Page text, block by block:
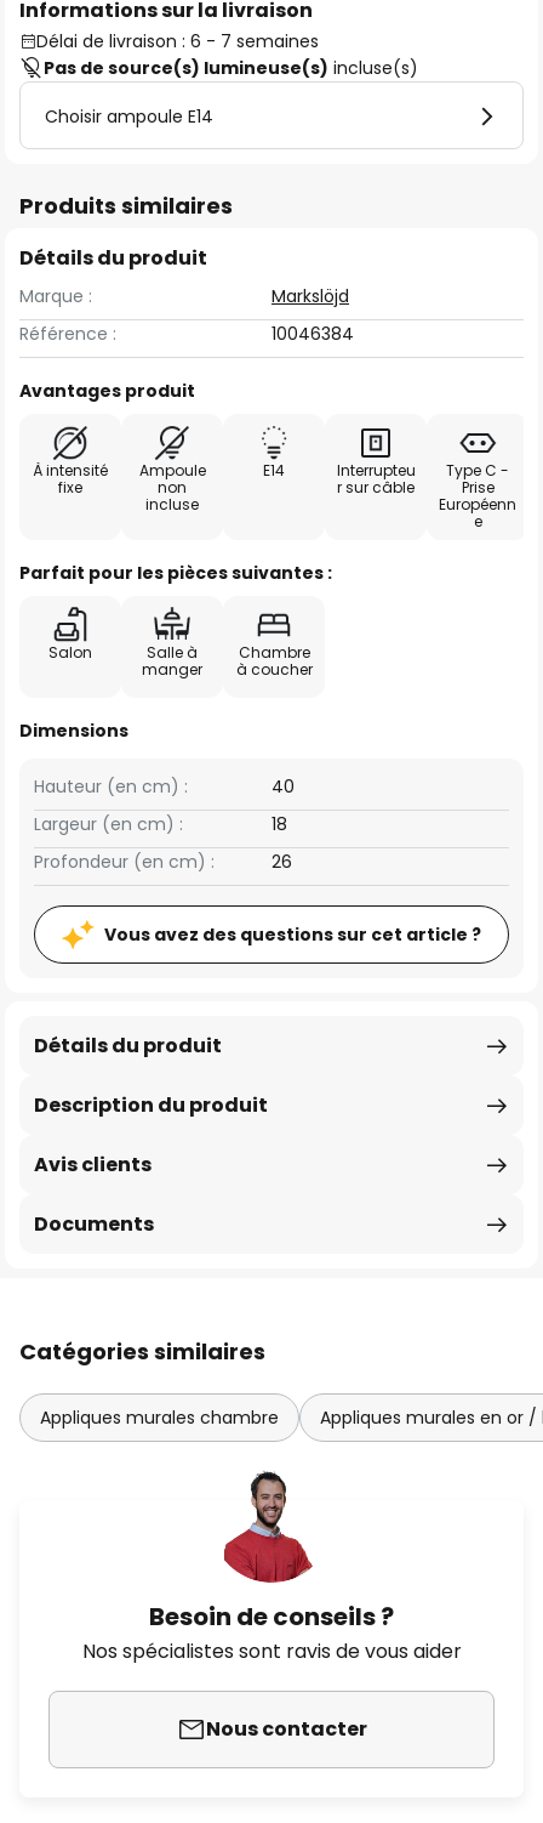
Informations sur la livraison
Délai de livraison : 6 - 7 semaines
Pas de source(s) lumineuse(s) incluse(s)
Choisir ampoule E14
Produits similaires
Détails du produit
Marque :
Markslöjd
Référence :
10046384
Avantages produit
À intensité
fixe
Ampoule
non
incluse
E14
Interrupteu
r sur câble
Type C -
Prise
Européenn
e
Parfait pour les pièces suivantes :
Salon
Salle à
manger
Chambre
à coucher
Dimensions
Largeur (en cm) : 18
Hauteur (en cm) : 40
Profondeur (en cm) : 26
Vous avez des questions sur cet article ?
Description du produit
Détails du produit
Avis clients
Documents
Catégories similaires
Appliques murales chambre Appliques murales en or /
Besoin de conseils ?
Nos spécialistes sont ravis de vous aider
Nous contacter